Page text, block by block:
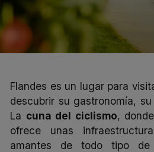
Flandes es un lugar para
descubrir su gastronomía,
La cuna del ciclismo,
ofrece unas
amantes de todo tipo